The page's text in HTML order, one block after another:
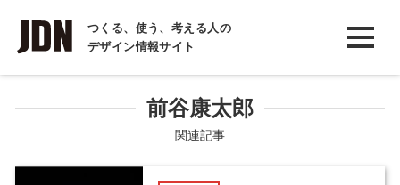
つくる、使う、考える人の
デザイン情報サイト
INTERVIEW
インタビュー
COLUMN
前谷康太郎
関連記事